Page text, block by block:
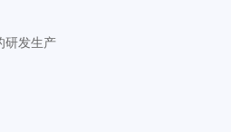
研发生产